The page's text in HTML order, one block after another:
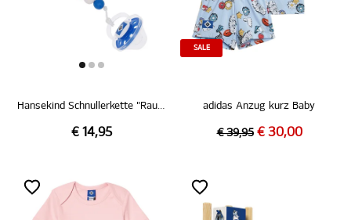
Hansekind Schnullerkette "Raute"
€ 14,95
SALE
adidas Anzug kurz Baby
€ 39,95 € 30,00